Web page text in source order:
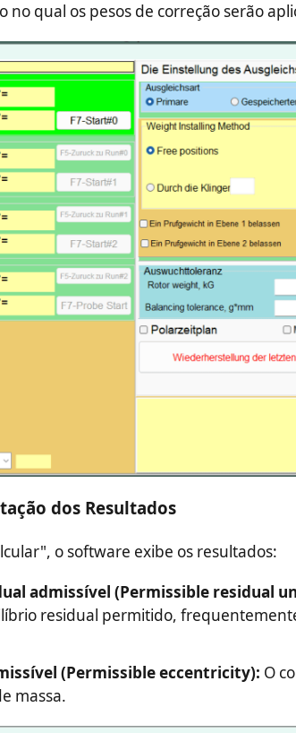
no qual os pesos de correção serão
dos Resultados
o software exibe os resultados:
admissível (Permissible residual
residual permitido,
(Permissible eccentricity): O
massa.